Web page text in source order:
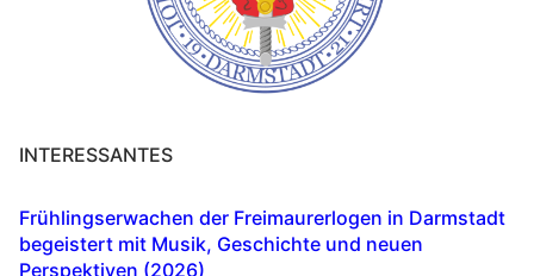
INTERESSANTES
Frühlingserwachen der Freimaurerlogen in Darmstadt
begeistert mit Musik, Geschichte und neuen
Perspektiven (2026)